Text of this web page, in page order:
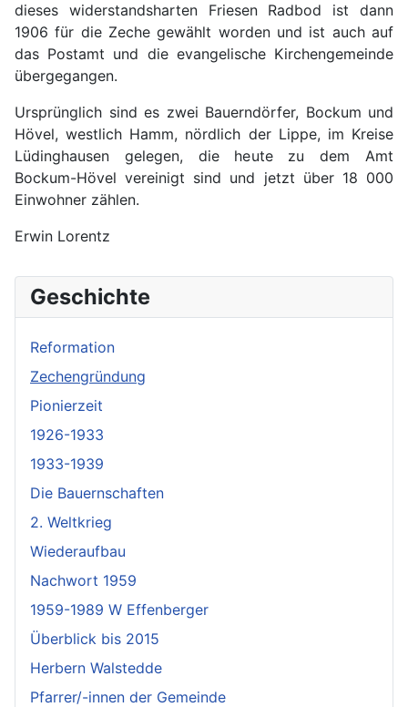
dieses widerstandsharten Friesen Radbod ist dann
1906 für die Zeche gewählt worden und ist auch auf
das Postamt und die evangelische Kirchengemeinde
übergegangen.
Ursprünglich sind es zwei Bauerndörfer, Bockum und
Hövel, westlich Hamm, nördlich der Lippe, im Kreise
Lüdinghausen gelegen, die heute zu dem Amt
Bockum-Hövel vereinigt sind und jetzt über 18 000
Einwohner zählen.
Erwin Lorentz
Geschichte
Reformation
Zechengründung
Pionierzeit
1926-1933
1933-1939
Die Bauernschaften
2. Weltkrieg
Wiederaufbau
Nachwort 1959
1959-1989 W Effenberger
Überblick bis 2015
Herbern Walstedde
Pfarrer/-innen der Gemeinde